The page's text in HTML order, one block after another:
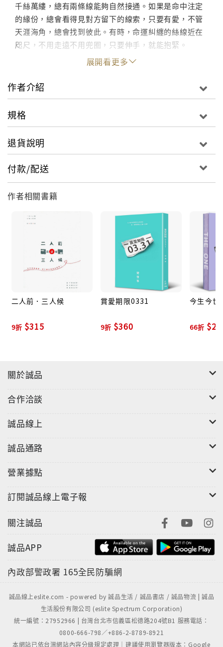
千絲萬縷，總有兩條線能夠自然接通。如果是命中注定
的緣份，總會看得見對方留下的線索，只要有愛，不管
天涯海角，總會找到彼此。有時，命運糾纏的絲線近在
咫尺，不用走遠不用兜圈，只要伸手，就能抱緊。
展開看更多
作者介紹
規格
退貨說明
付款/配送
作者相關書籍
二人前．三人候
9折 $315
賞愛期限0331
9折 $360
今生今世
66折
關於誠品
合作洽談
誠品線上
誠品通路
營業據點
訂閱誠品線上電子報
關注誠品
誠品APP
內政部警政署 165全民防騙網
誠品線上eslite.com - powered by 誠品生活 / 誠品書店 / 誠品物流 | 誠品
生活股份有限公司 (eslite Spectrum Corporation)
統一編號：27952966 | 台灣台北市信義區松德路204號B1 服務電話：
0800-666-798／+886-2-8789-8921
本網站已依台灣網站內容分級規定處理｜建議使用瀏覽器版本：Google